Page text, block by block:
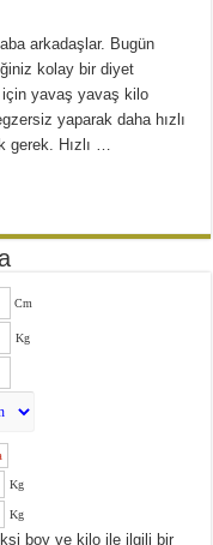
arkadaşlar. Bugün
kolay bir diyet
için yavaş yavaş kilo
yaparak daha hızlı
gerek. Hızlı …
Cm
Kg
Kg
Kg
boy ve kilo ile ilgili bir